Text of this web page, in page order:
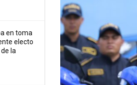
en toma
electo
la